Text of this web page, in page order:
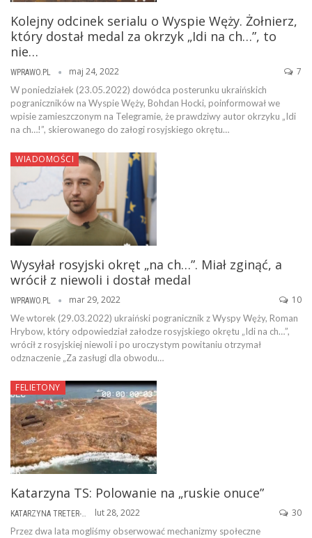
Kolejny odcinek serialu o Wyspie Węży. Żołnierz,
który dostał medal za okrzyk „Idi na ch…”, to
nie…
WPRAWO.PL maj 24, 2022 7
W poniedziałek (23.05.2022) dowódca posterunku ukraińskich
pograniczników na Wyspie Węży, Bohdan Hocki, poinformował we
wpisie zamieszczonym na Telegramie, że prawdziwy autor okrzyku „Idi
na ch…!”, skierowanego do załogi rosyjskiego okrętu…
WIADOMOŚCI
Wysyłał rosyjski okręt „na ch…”. Miał zginąć, a
wrócił z niewoli i dostał medal
WPRAWO.PL mar 29, 2022 10
We wtorek (29.03.2022) ukraiński pogranicznik z Wyspy Węży, Roman
Hrybow, który odpowiedział załodze rosyjskiego okrętu „Idi na ch…”,
wrócił z rosyjskiej niewoli i po uroczystym powitaniu otrzymał
odznaczenie „Za zasługi dla obwodu…
FELIETONY
Katarzyna TS: Polowanie na „ruskie onuce”
KATARZYNA TRETER-SIERPIŃSKA lut 28, 2022 30
Przez dwa lata mogliśmy obserwować mechanizmy społeczne